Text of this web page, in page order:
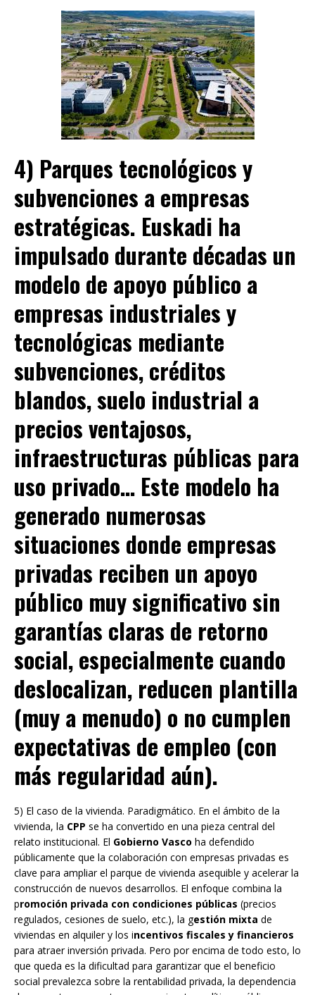
4) Parques tecnológicos y
subvenciones a empresas
estratégicas. Euskadi ha
impulsado durante décadas un
modelo de apoyo público a
empresas industriales y
tecnológicas mediante
subvenciones, créditos
blandos, suelo industrial a
precios ventajosos,
infraestructuras públicas para
uso privado… Este modelo ha
generado numerosas
situaciones donde empresas
privadas reciben un apoyo
público muy significativo sin
garantías claras de retorno
social, especialmente cuando
deslocalizan, reducen plantilla
(muy a menudo) o no cumplen
expectativas de empleo (con
más regularidad aún).
5) El caso de la vivienda. Paradigmático. En el ámbito de la
vivienda, la CPP se ha convertido en una pieza central del
relato institucional. El Gobierno Vasco ha defendido
públicamente que la colaboración con empresas privadas es
clave para ampliar el parque de vivienda asequible y acelerar la
construcción de nuevos desarrollos. El enfoque combina la
promoción privada con condiciones públicas (precios
regulados, cesiones de suelo, etc.), la gestión mixta de
viviendas en alquiler y los incentivos fiscales y financieros
para atraer inversión privada. Pero por encima de todo esto, lo
que queda es la dificultad para garantizar que el beneficio
social prevalezca sobre la rentabilidad privada, la dependencia